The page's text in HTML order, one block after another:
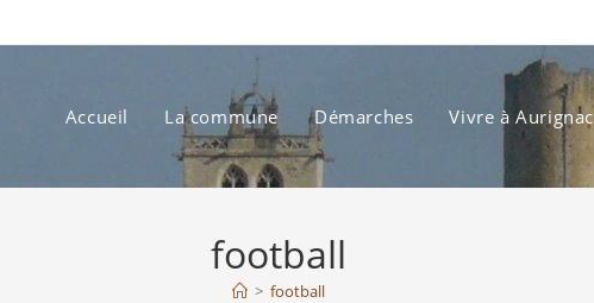
Accueil La commune Démarches Vivre à Aurignac
football
> football